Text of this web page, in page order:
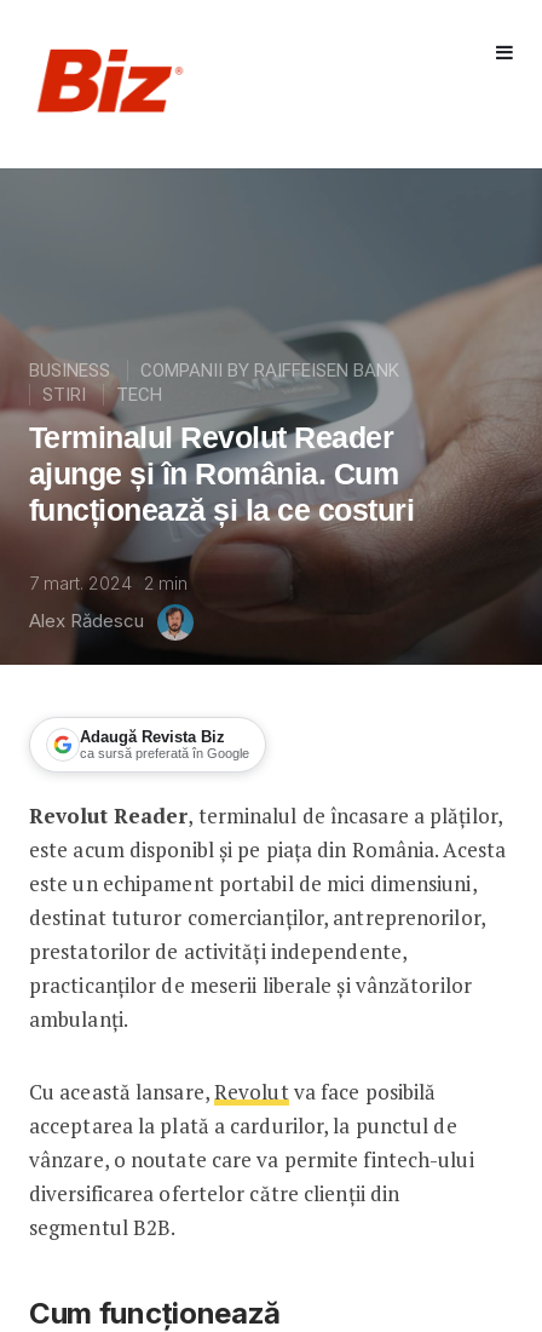
BUSINESS
COMPANII BY RAIFFEISEN BANK
STIRI
TECH
Terminalul Revolut Reader
ajunge și în România. Cum
funcționează și la ce costuri
7 mart. 2024 2 min
Alex Rădescu
Adaugă Revista Biz
ca sursă preferată în Google
Terminalul Revolut Reader ajunge și
Revolut Reader, terminalul de încasare a plăților,
este acum disponibl și pe piața din România. Acesta
este un echipament portabil de mici dimensiuni,
destinat tuturor comercianților, antreprenorilor,
prestatorilor de activități independente,
practicanților de meserii liberale și vânzătorilor
ambulanți.
Cu această lansare,Revolutva face posibilă
acceptarea la plată a cardurilor, la punctul de
vânzare, o noutate care va permite fintech-ului
diversificarea ofertelor către clienții din
segmentul B2B.
Cum funcționează